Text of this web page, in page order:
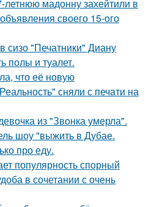
мадонну захейтили в
своего 15-ого
"Печатники" Диану
полы и туалет.
что её новую
сняли с печати на
из "Звонка умерла".
шоу "выжить в Дубае.
про еду.
популярность спорный
в сочетании с очень